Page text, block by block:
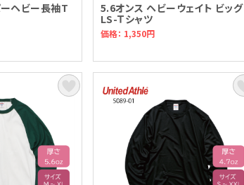
ヘビー長袖T
5.6オンス ヘビーウェイト ビッグ
LS-Ｔシャツ
価格： 1,350円